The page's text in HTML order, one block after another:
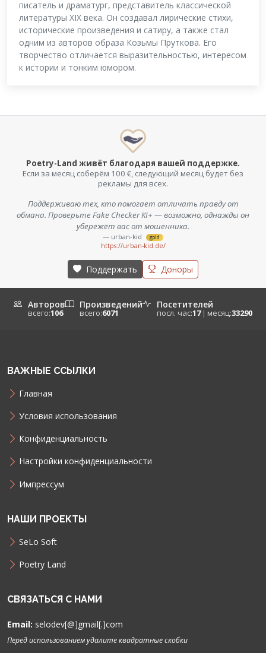
писатель и драматург, представитель классической
литературы XIX века. Он создавал лирические стихи,
исторические произведения и сатиру, а также стал
одним из авторов образа Козьмы Пруткова. Его
творчество отличается выразительностью, интересом
к истории и тонким юмором.
Poetry-Land живёт благодаря вашей поддержке.
Если за месяц соберём 100 €, следующий месяц будет без
рекламы для всех.
Поддерживаю тех, кто помогает отличать правду от
обмана. Проверьте Fake Checker KI+ — возможно, однажды он
убережёт вас от мошенника.
— urban-kid gold
https://urban-kid.de/
Поддержать Доноры
Авторов
всего:106
Произведений
всего:6071
Посетителей
посл. час:17 | месяц:33290
ВАЖНЫЕ ССЫЛКИ
Главная
Условия использования
Конфиденциальность
Настройки конфиденциальности
Импрессум
НАШИ ПРОЕКТЫ
SeLo Soft
Poetry Land
СВЯЗАТЬСЯ С НАМИ
Email: selodev[@]gmail[.]com
Перед использованием удалите квадратные скобки